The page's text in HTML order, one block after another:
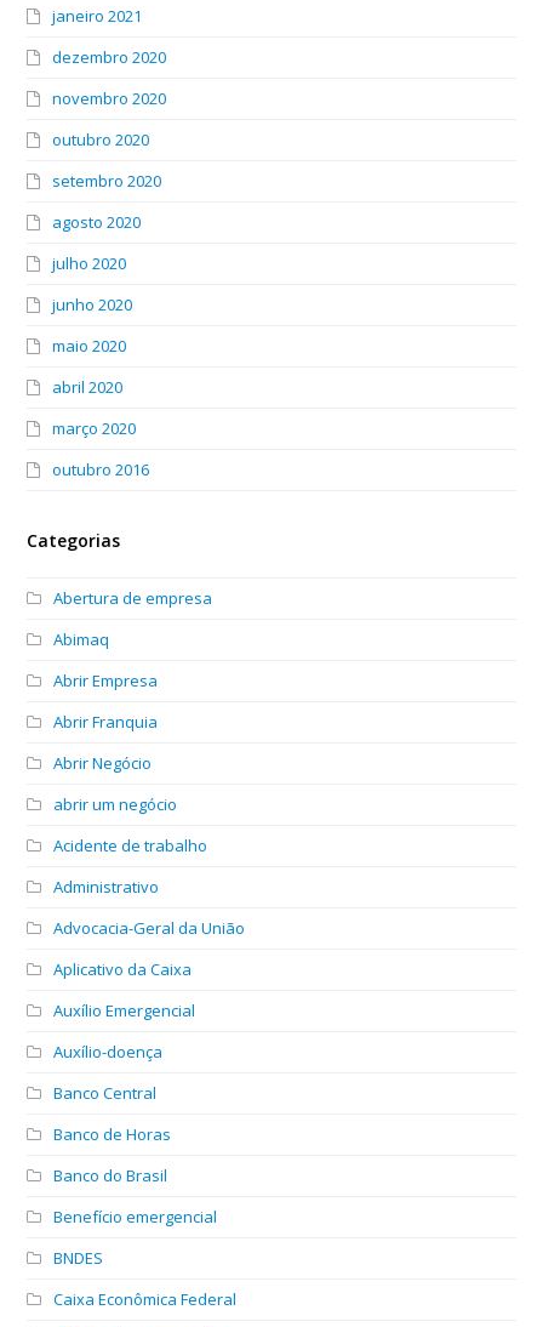
janeiro 2021
dezembro 2020
novembro 2020
outubro 2020
setembro 2020
agosto 2020
julho 2020
junho 2020
maio 2020
abril 2020
março 2020
outubro 2016
Categorias
Abertura de empresa
Abimaq
Abrir Empresa
Abrir Franquia
Abrir Negócio
abrir um negócio
Acidente de trabalho
Administrativo
Advocacia-Geral da União
Aplicativo da Caixa
Auxílio Emergencial
Auxílio-doença
Banco Central
Banco de Horas
Banco do Brasil
Benefício emergencial
BNDES
Caixa Econômica Federal